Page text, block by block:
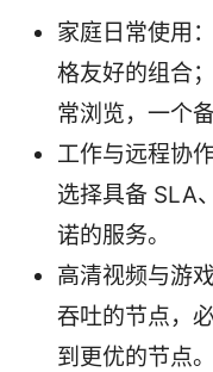
家庭日常使用
格友好的组合
常浏览，一个
工作与远程协
选择具备 SLA
诺的服务。
高清视频与游
吞吐的节点，
到更优的节点。